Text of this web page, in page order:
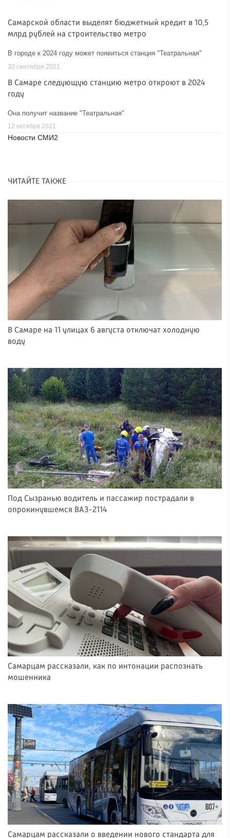
Самарской области выделят бюджетный кредит в 10,5
млрд рублей на строительство метро
В городе к 2024 году может появиться станция "Театральная"
30 сентября 2021
В Самаре следующую станцию метро откроют в 2024
году
Она получит название "Театральная"
12 октября 2021
Новости СМИ2
ЧИТАЙТЕ ТАКЖЕ
В Самаре на 11 улицах 6 августа отключат холодную
воду
Под Сызранью водитель и пассажир пострадали в
опрокинувшемся ВАЗ-2114
Самарцам рассказали, как по интонации распознать
мошенника
Самарцам рассказали о введении нового стандарта для